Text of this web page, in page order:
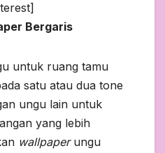
Bergaris
untuk ruang tamu
satu atau dua tone
ungu lain untuk
yang lebih
wallpaperungu